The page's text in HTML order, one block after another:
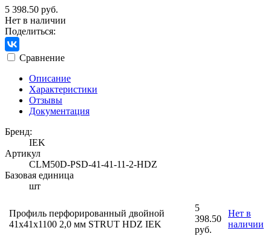
5 398.50 руб.
Нет в наличии
Поделиться:
Сравнение
Описание
Характеристики
Отзывы
Документация
Бренд:
IEK
Артикул
CLM50D-PSD-41-41-11-2-HDZ
Базовая единица
шт
Профиль перфорированный двойной
41х41х1100 2,0 мм STRUT HDZ IEK
5
398.50
руб.
Нет в
наличии